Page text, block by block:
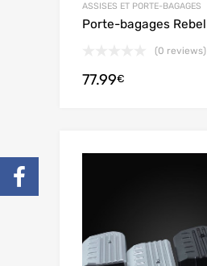
ASSISES ET PORTE-BAGAGES
Porte-bagages Rebel
(0 reviews)
77.99€